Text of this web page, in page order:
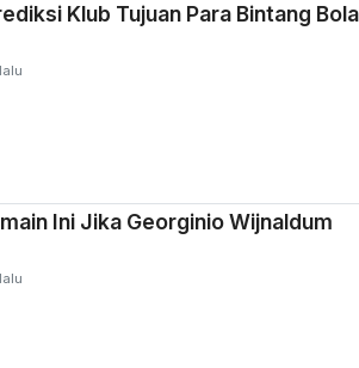
Klub Tujuan Para Bintang
Ini Jika Georginio Wijnaldum